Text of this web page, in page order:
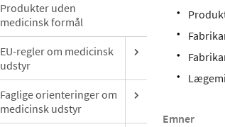
Produkter uden
medicinsk formål
EU-regler om medicinsk
udstyr
Faglige orienteringer om
medicinsk udstyr
Emner